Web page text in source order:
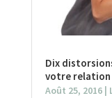
Dix
votre relation
Août 25, 2016|